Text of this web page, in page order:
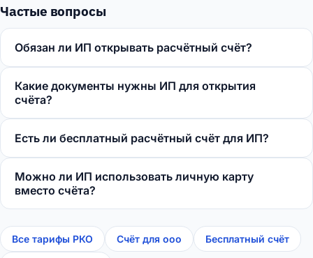
Частые вопросы
Обязан ли ИП открывать расчётный счёт?
Какие документы нужны ИП для открытия
счёта?
Есть ли бесплатный расчётный счёт для ИП?
Можно ли ИП использовать личную карту
вместо счёта?
Все тарифы РКО Счёт для ооо Бесплатный счёт